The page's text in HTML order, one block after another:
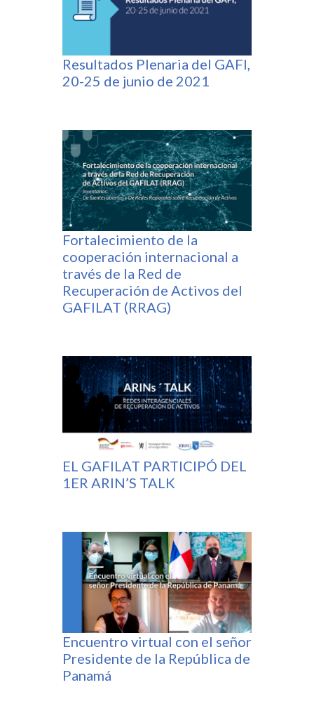
Resultados Plenaria del GAFI,
20-25 de junio de 2021
Fortalecimiento de la
cooperación internacional a
través de la Red de
Recuperación de Activos del
GAFILAT (RRAG)
EL GAFILAT PARTICIPÓ DEL
1ER ARIN’S TALK
Encuentro virtual con el señor
Presidente de la República de
Panamá